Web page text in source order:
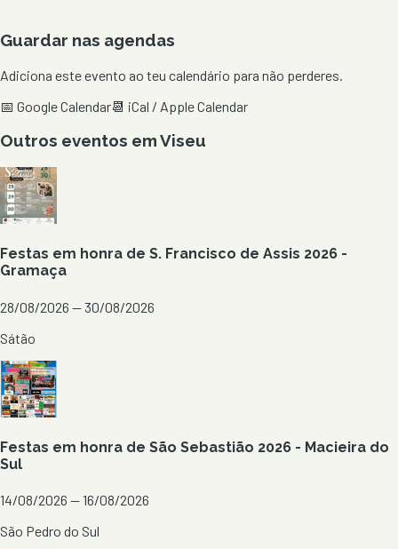
Guardar nas agendas
Adiciona este evento ao teu calendário para não perderes.
📅 Google Calendar📆 iCal / Apple Calendar
Outros eventos emViseu
Festas em honra de S. Francisco de Assis 2026 -
Gramaça
28/08/2026 — 30/08/2026
Sátão
Festas em honra de São Sebastião 2026 - Macieira do
Sul
14/08/2026 — 16/08/2026
São Pedro do Sul